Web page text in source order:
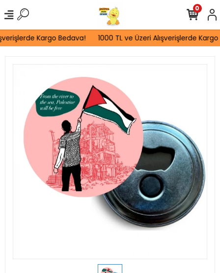
Kargo Bedava! 1000 TL ve Üzeri Alışverişlerde Kargo
0